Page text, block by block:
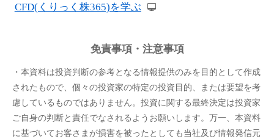
CFD(くりっく株365)を学ぶ
免責事項・注意事項
・本資料は投資判断の参考となる情報提供のみを目的として作成
されたもので、個々の投資家の特定の投資目的、または要望を考
慮しているものではありません。投資に関する最終決定は投資家
ご自身の判断と責任でなされるようお願いします。万一、本資料
に基づいてお客さまが損害を被ったとしても当社及び情報発信元